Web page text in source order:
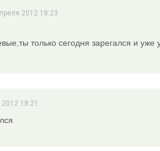
2012 18:23
только сегодня зарегался и уже
18:21